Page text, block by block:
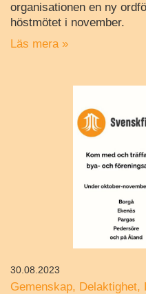
organisationen en ny
höstmötet i november.
Läs mera »
Gemenskap Delaktighet
30.08.2023